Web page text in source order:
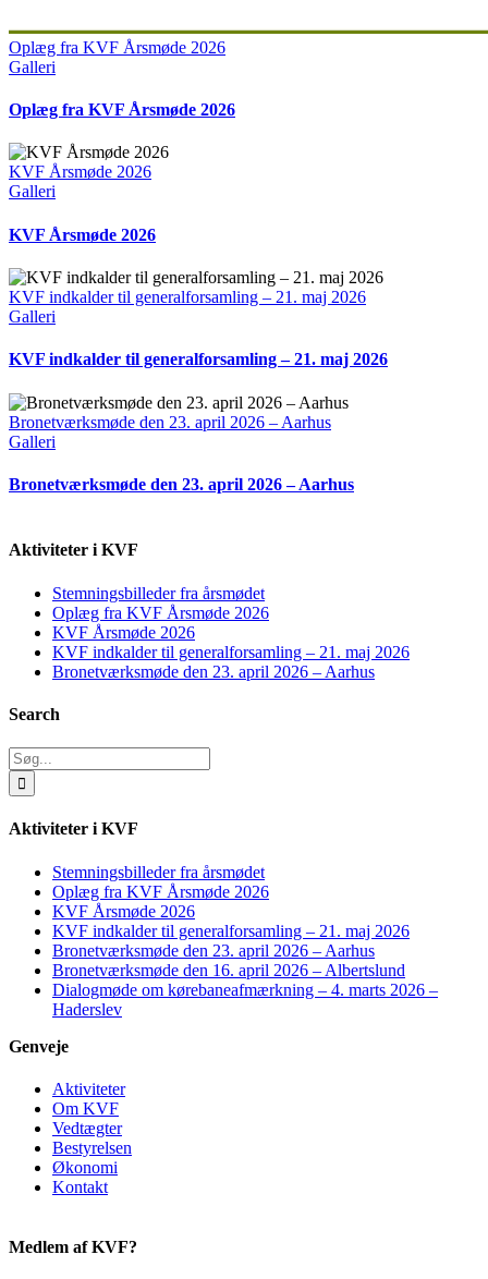
Oplæg fra KVF Årsmøde 2026
Galleri
Oplæg fra KVF Årsmøde 2026
KVF Årsmøde 2026
Galleri
KVF Årsmøde 2026
KVF indkalder til generalforsamling – 21. maj 2026
Galleri
KVF indkalder til generalforsamling – 21. maj 2026
Bronetværksmøde den 23. april 2026 – Aarhus
Galleri
Bronetværksmøde den 23. april 2026 – Aarhus
Aktiviteter i KVF
Stemningsbilleder fra årsmødet
Oplæg fra KVF Årsmøde 2026
KVF Årsmøde 2026
KVF indkalder til generalforsamling – 21. maj 2026
Bronetværksmøde den 23. april 2026 – Aarhus
Search
Søg
efter:
Aktiviteter i KVF
Stemningsbilleder fra årsmødet
Oplæg fra KVF Årsmøde 2026
KVF Årsmøde 2026
KVF indkalder til generalforsamling – 21. maj 2026
Bronetværksmøde den 23. april 2026 – Aarhus
Bronetværksmøde den 16. april 2026 – Albertslund
Dialogmøde om kørebaneafmærkning – 4. marts 2026 –
Haderslev
Genveje
Aktiviteter
Om KVF
Vedtægter
Bestyrelsen
Økonomi
Kontakt
Medlem af KVF?